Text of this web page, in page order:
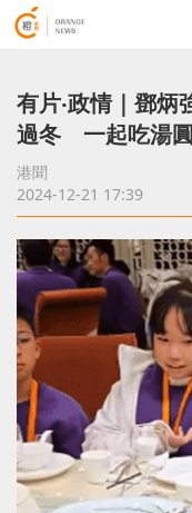
有片‧政情｜鄧炳
過冬 一起吃湯圓
港聞
2024-12-21 17:39